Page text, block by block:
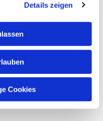
Details zeigen
Cookies